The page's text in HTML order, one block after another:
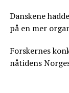
Danskene
på en mer
Forskernes
nåtidens